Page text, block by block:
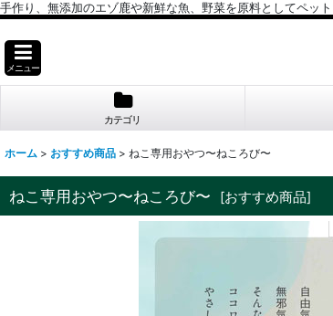
手作り、無添加のエゾ鹿や新鮮な魚、野菜を原料としてペッ
メニュー
カテゴリ
ホーム > おすすめ商品 > ねこ専用おやつ〜ねころび〜
ねこ専用おやつ〜ねころび〜 [おすすめ商品]